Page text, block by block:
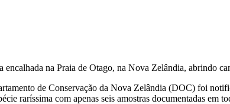
encalhada na Praia de Otago, na Nova Zelândia, abrindo
de Conservação da Nova Zelândia (DOC) foi
raríssima com apenas seis amostras documentadas em